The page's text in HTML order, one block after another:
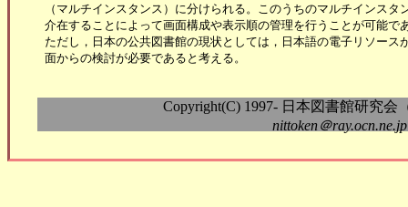
（マルチインスタンス）に分けられる。このうちのマルチインスタ
介在することによって画面構成や表示順の管理を行うことが可能で
ただし，日本の公共図書館の現状としては，日本語の電子リソース
面からの検討が必要であると考える。
Copyright(C) 1997- 日本図書館研究会
nittoken＠